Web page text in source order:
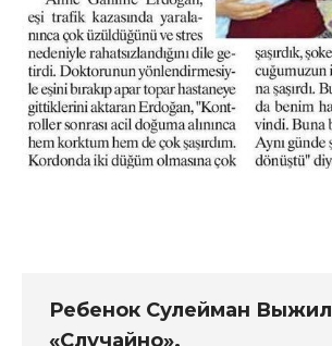
Ребенок Сулейман Выжил
«Случайно».